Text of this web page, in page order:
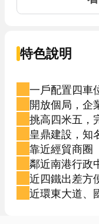
特色說明
一戶配置四車
開放個局，企
挑高四米五，
皇鼎建設，知
靠近經貿商圈
鄰近南港行政
近四鐵出差方
近環東大道、